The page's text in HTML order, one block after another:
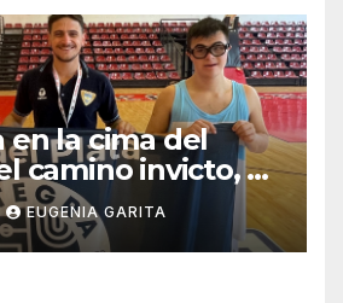
la cima del
camino invicto, el
y la jugada
Mundial
EUGENIA GARITA